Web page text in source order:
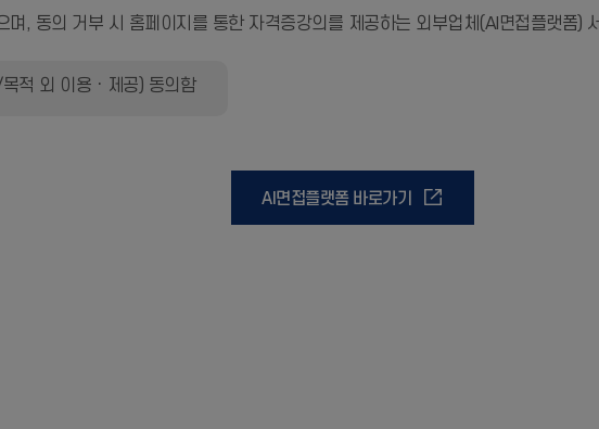
며, 동의 거부 시 홈페이지를 통한 자격증강의를 제공하는 외부업체(AI면접플랫폼)
적 외 이용ㆍ제공) 동의함
AI면접플랫폼 바로가기